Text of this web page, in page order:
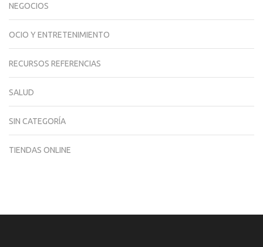
NEGOCIOS
OCIO Y ENTRETENIMIENTO
RECURSOS REFERENCIAS
SALUD
SIN CATEGORÍA
TIENDAS ONLINE